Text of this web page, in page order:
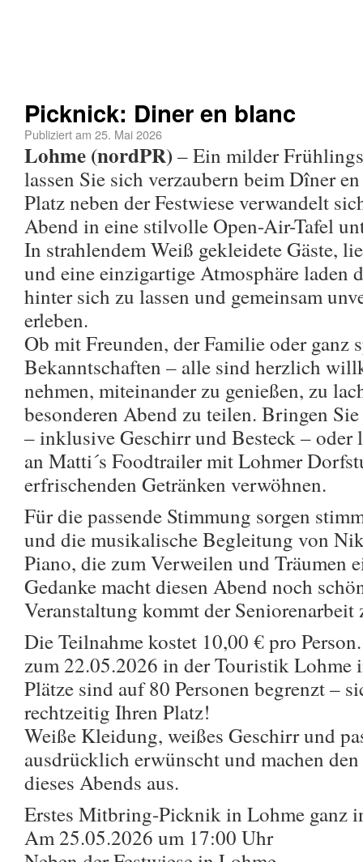
Picknick: Diner en blanc
Publiziert am 25. Mai 2026
Lohme (nordPR)– Ein milder
lassen Sie sich verzaubern beim Dîner
Platz neben der Festwiese verwandelt
Abend in eine stilvolle Open-Air-Tafel
In strahlendem Weiß gekleidete Gäste,
und eine einzigartige Atmosphäre laden
hinter sich zu lassen und gemeinsam
erleben.
Ob mit Freunden, der Familie oder ganz
Bekanntschaften – alle sind herzlich
nehmen, miteinander zu genießen, zu
besonderen Abend zu teilen. Bringen
– inklusive Geschirr und Besteck – oder
an Matti´s Foodtrailer mit Lohmer
erfrischenden Getränken verwöhnen.
Für die passende Stimmung sorgen
und die musikalische Begleitung von
Piano, die zum Verweilen und Träumen
Gedanke macht diesen Abend noch
Veranstaltung kommt der Seniorenarbeit
Die Teilnahme kostet 10,00 € pro
zum 22.05.2026 in der Touristik Lohme
Plätze sind auf 80 Personen begrenzt –
rechtzeitig Ihren Platz!
Weiße Kleidung, weißes Geschirr und
ausdrücklich erwünscht und machen
dieses Abends aus.
Erstes Mitbring-Picknik in Lohme ganz
Am 25.05.2026 um 17:00 Uhr